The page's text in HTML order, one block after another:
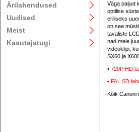
Ärilahendused
Uudised
Meist
Kasutajatugi
Väga paljud
optilise
eriliseks
on see
tavaliste
nad meie
videoklipi,
SX60 ja
• 720P HD
• PAL SD
Kõik Canoni